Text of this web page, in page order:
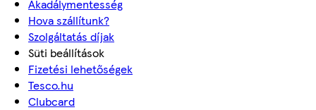
Akadálymentesség
Hova szállítunk?
Szolgáltatás díjak
Süti beállítások
Fizetési lehetőségek
Tesco.hu
Clubcard